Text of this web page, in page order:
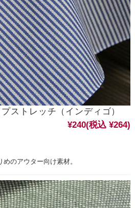
ストレッチ（インディゴ）
¥240(税込 ¥264)
のアウター向け素材。